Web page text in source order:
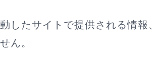
したサイトで提供される情報、
ん。